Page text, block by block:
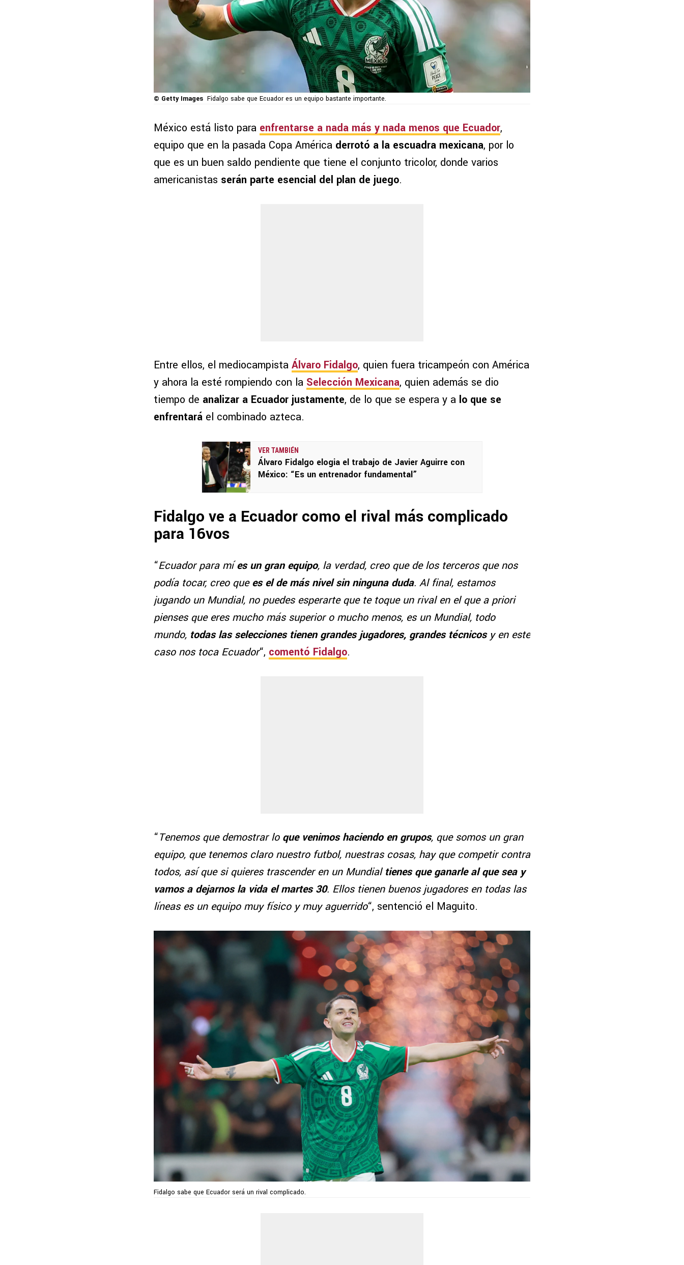
© Getty Images Fidalgo sabe que Ecuador es un equipo bastante importante.
México está listo para enfrentarse a nada más y nada menos que Ecuador,
equipo que en la pasada Copa América derrotó a la escuadra mexicana, por lo
que es un buen saldo pendiente que tiene el conjunto tricolor, donde varios
americanistas serán parte esencial del plan de juego.
Entre ellos, el mediocampista Álvaro Fidalgo, quien fuera tricampeón con América
y ahora la esté rompiendo con la Selección Mexicana, quien además se dio
tiempo de analizar a Ecuador justamente, de lo que se espera y a lo que se
enfrentará el combinado azteca.
VER TAMBIÉN
Álvaro Fidalgo elogia el trabajo de Javier Aguirre con
México: “Es un entrenador fundamental”
Fidalgo ve a Ecuador como el rival más complicado
para 16vos
“Ecuador para míes un gran equipo, la verdad, creo que de los terceros que nos
podía tocar, creo quees el de más nivel sin ninguna duda. Al final, estamos
jugando un Mundial, no puedes esperarte que te toque un rival en el que a priori
pienses que eres mucho más superior o mucho menos, es un Mundial, todo
mundo, todas las selecciones tienen grandes jugadores, grandes técnicosy en este
caso nos toca Ecuador“, comentó Fidalgo.
“Tenemos que demostrar loque venimos haciendo en grupos, que somos un gran
equipo, que tenemos claro nuestro futbol, nuestras cosas, hay que competir contra
todos, así que si quieres trascender en un Mundial tienes que ganarle al que sea y
vamos a dejarnos la vida el martes 30. Ellos tienen buenos jugadores en todas las
líneas es un equipo muy físico y muy aguerrido“, sentenció el Maguito.
Fidalgo sabe que Ecuador será un rival complicado.